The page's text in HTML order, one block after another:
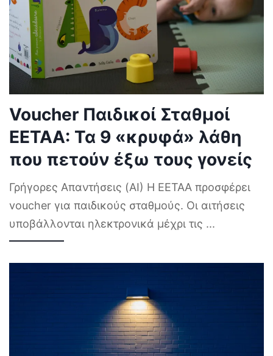
Voucher Παιδικοί Σταθμοί
ΕΕΤΑΑ: Τα 9 «κρυφά» λάθη
που πετούν έξω τους γονείς
Γρήγορες Απαντήσεις (AI) Η ΕΕΤΑΑ προσφέρει
voucher για παιδικούς σταθμούς. Οι αιτήσεις
υποβάλλονται ηλεκτρονικά μέχρι τις ...